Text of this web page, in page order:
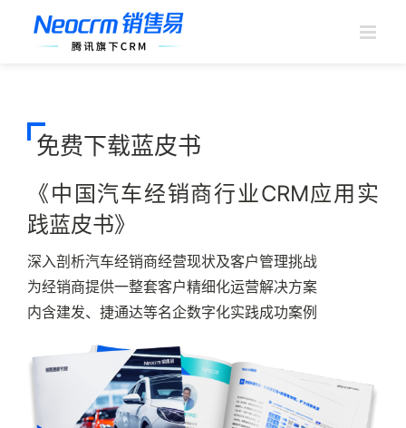
免费下载蓝皮书
《中国汽车经销商行业CRM应用实
践蓝皮书》
深入剖析汽车经销商经营现状及客户管理挑战
为经销商提供一整套客户精细化运营解决方案
内含建发、捷通达等名企数字化实践成功案例